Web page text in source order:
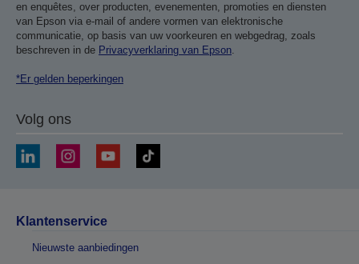
en enquêtes, over producten, evenementen, promoties en diensten
van Epson via e-mail of andere vormen van elektronische
communicatie, op basis van uw voorkeuren en webgedrag, zoals
beschreven in de Privacyverklaring van Epson.
*Er gelden beperkingen
Volg ons
Klantenservice
Nieuwste aanbiedingen